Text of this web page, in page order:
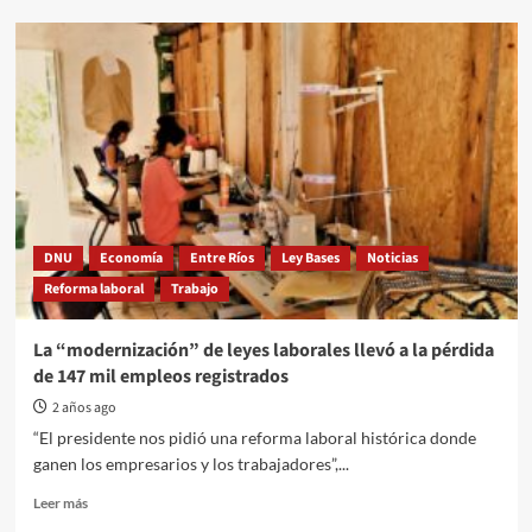
El
en
Obras
Públicas
y
el
avance
contra
los
derechos
laborales
DNU Economía Entre Ríos Ley Bases
Noticias
Reforma laboral
Trabajo
La “modernización” de leyes laborales llevó a la pérdida
de 147 mil empleos registrados
2 años ago
“El presidente nos pidió una reforma laboral histórica donde
ganen los empresarios y los trabajadores”,...
Leer másRead